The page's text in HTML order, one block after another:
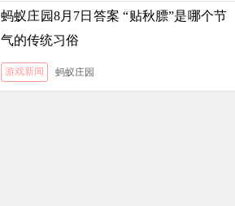
蚂蚁庄园8月7日答案 “贴秋膘”是哪个节
气的传统习俗
游戏新闻 蚂蚁庄园